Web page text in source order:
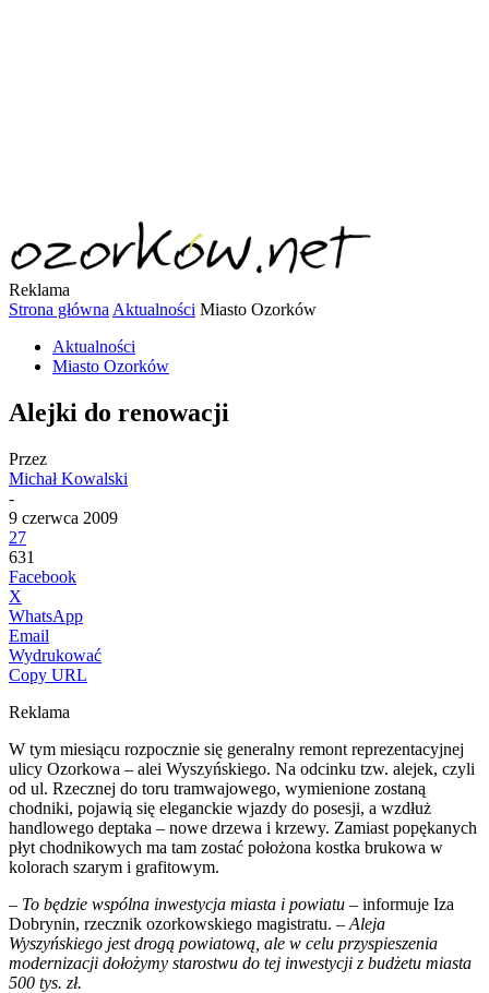
Reklama
Strona główna Aktualności Miasto Ozorków
Aktualności
Miasto Ozorków
Alejki do renowacji
Przez
Michał Kowalski
-
9 czerwca 2009
27
631
Facebook
X
WhatsApp
Email
Wydrukować
Copy URL
Reklama
W tym miesiącu rozpocznie się generalny remont reprezentacyjnej
ulicy Ozorkowa – alei Wyszyńskiego. Na odcinku tzw. alejek, czyli
od ul. Rzecznej do toru tramwajowego, wymienione zostaną
chodniki, pojawią się eleganckie wjazdy do posesji, a wzdłuż
handlowego deptaka – nowe drzewa i krzewy. Zamiast popękanych
płyt chodnikowych ma tam zostać położona kostka brukowa w
kolorach szarym i grafitowym.
– To będzie wspólna inwestycja miasta i powiatu – informuje Iza
Dobrynin, rzecznik ozorkowskiego magistratu. – Aleja
Wyszyńskiego jest drogą powiatową, ale w celu przyspieszenia
modernizacji dołożymy starostwu do tej inwestycji z budżetu miasta
500 tys. zł.